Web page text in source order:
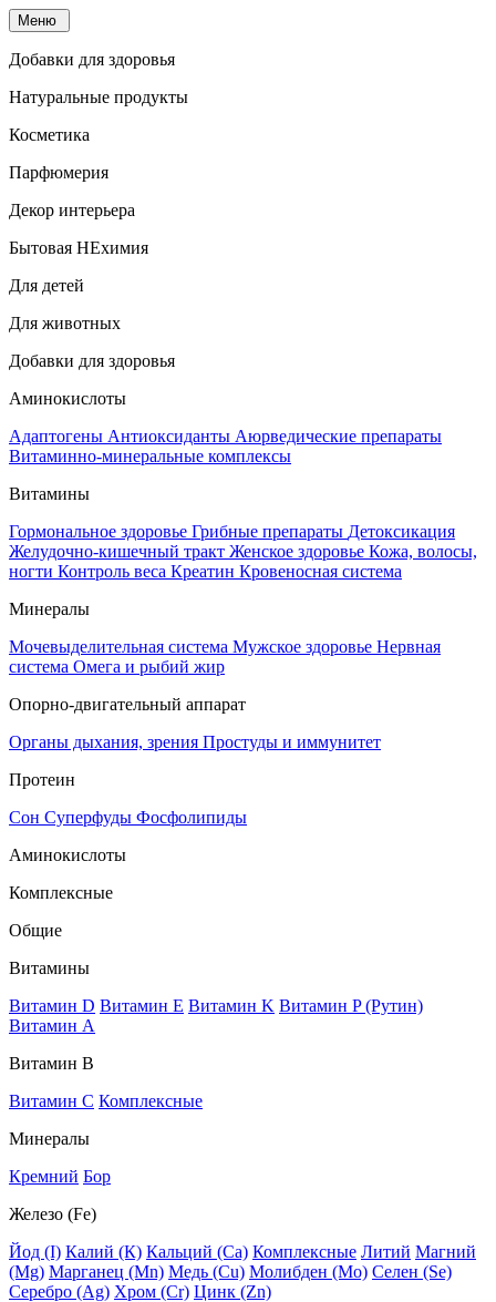
Меню
Добавки для здоровья
Натуральные продукты
Косметика
Парфюмерия
Декор интерьера
Бытовая НЕхимия
Для детей
Для животных
Добавки для здоровья
Аминокислоты
Адаптогены Антиоксиданты Аюрведические препараты
Витаминно-минеральные комплексы
Витамины
Гормональное здоровье Грибные препараты Детоксикация
Желудочно-кишечный тракт Женское здоровье Кожа, волосы,
ногти Контроль веса Креатин Кровеносная система
Минералы
Мочевыделительная система Мужское здоровье Нервная
система Омега и рыбий жир
Опорно-двигательный аппарат
Органы дыхания, зрения Простуды и иммунитет
Протеин
Сон Суперфуды Фосфолипиды
Аминокислоты
Комплексные
Общие
Витамины
Витамин D Витамин E Витамин K Витамин P (Рутин)
Витамин А
Витамин В
Витамин C Комплексные
Минералы
Кремний Бор
Железо (Fe)
Йод (I) Калий (К) Кальций (Са) Комплексные Литий Магний
(Mg) Марганец (Mn) Медь (Сu) Молибден (Мо) Селен (Se)
Серебро (Ag) Хром (Cr) Цинк (Zn)